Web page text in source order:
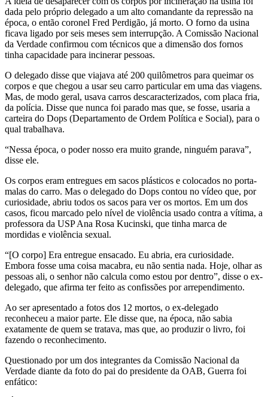
dada pelo próprio delegado a um alto comandante da repressão na
época, o então coronel Fred Perdigão, já morto. O forno da usina
ficava ligado por seis meses sem interrupção. A Comissão Nacional
da Verdade confirmou com técnicos que a dimensão dos fornos
tinha capacidade para incinerar pessoas.
O delegado disse que viajava até 200 quilômetros para queimar os
corpos e que chegou a usar seu carro particular em uma das viagens.
Mas, de modo geral, usava carros descaracterizados, com placa fria,
da polícia. Disse que nunca foi parado mas que, se fosse, usaria a
carteira do Dops (Departamento de Ordem Política e Social), para o
qual trabalhava.
“Nessa época, o poder nosso era muito grande, ninguém parava”,
disse ele.
Os corpos eram entregues em sacos plásticos e colocados no porta-
malas do carro. Mas o delegado do Dops contou no vídeo que, por
curiosidade, abriu todos os sacos para ver os mortos. Em um dos
casos, ficou marcado pelo nível de violência usado contra a vítima, a
professora da USP Ana Rosa Kucinski, que tinha marca de
mordidas e violência sexual.
“[O corpo] Era entregue ensacado. Eu abria, era curiosidade.
Embora fosse uma coisa macabra, eu não sentia nada. Hoje, olhar as
pessoas ali, o senhor não calcula como estou por dentro”, disse o ex-
delegado, que afirma ter feito as confissões por arrependimento.
Ao ser apresentado a fotos dos 12 mortos, o ex-delegado
reconheceu a maior parte. Ele disse que, na época, não sabia
exatamente de quem se tratava, mas que, ao produzir o livro, foi
fazendo o reconhecimento.
Questionado por um dos integrantes da Comissão Nacional da
Verdade diante da foto do pai do presidente da OAB, Guerra foi
enfático: